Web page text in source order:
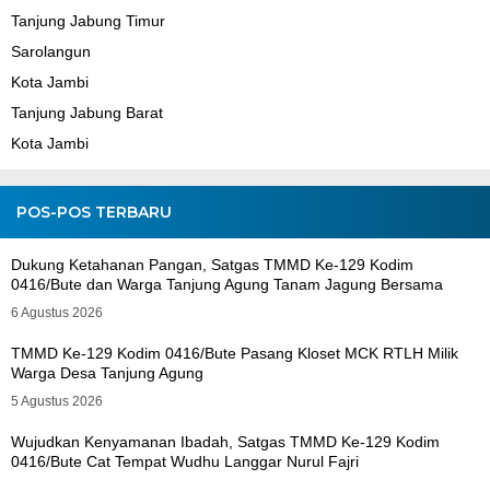
Tanjung Jabung Timur
Sarolangun
Kota Jambi
Tanjung Jabung Barat
Kota Jambi
POS-POS TERBARU
Dukung Ketahanan Pangan, Satgas TMMD Ke-129 Kodim
0416/Bute dan Warga Tanjung Agung Tanam Jagung Bersama
6 Agustus 2026
TMMD Ke-129 Kodim 0416/Bute Pasang Kloset MCK RTLH Milik
Warga Desa Tanjung Agung
5 Agustus 2026
Wujudkan Kenyamanan Ibadah, Satgas TMMD Ke-129 Kodim
0416/Bute Cat Tempat Wudhu Langgar Nurul Fajri